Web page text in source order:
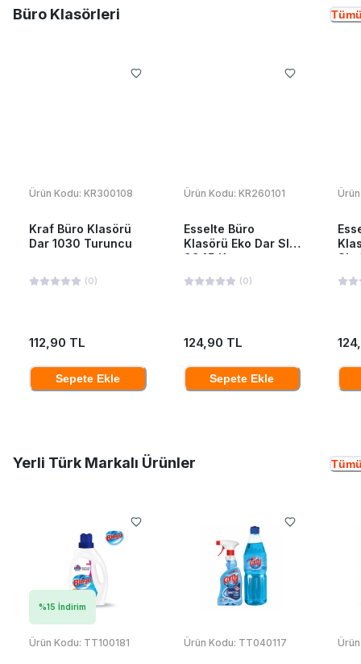
Büro Klasörleri
Ürün Kodu: KR300108
Kraf Büro Klasörü
Dar 1030 Turuncu
(0)
112,90 TL
Sepete Ekle
Ürün Kodu: KR260101
Esselte Büro
Klasörü Eko Dar Slt-
9945 Kırmızı
(0)
124,90 TL
Sepete Ekle
Slt-
Yerli Türk Markalı Ürünler
%15 İndirim
Ürün Kodu: TT100181 Ürün Kodu: TT040117